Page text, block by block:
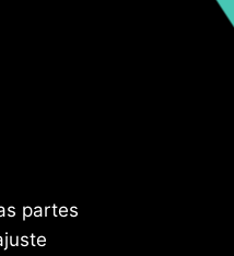
partes